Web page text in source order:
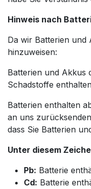
Hinweis nach
Da wir Batterien und
hinzuweisen:
Batterien und Akkus
Schadstoffe
Batterien enthalten
an uns
dass Sie Batterien
Unter diesem
Pb: Batterie
Cd: Batterie